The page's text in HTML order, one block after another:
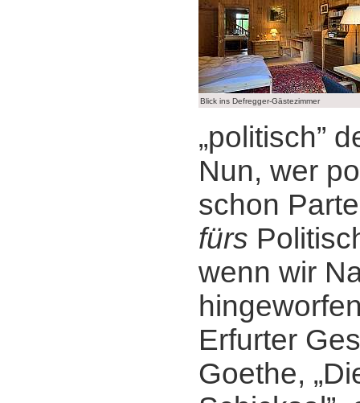
Blick ins Defregger-Gästezimmer
„politisch”
Nun, wer
schon
fürs
wenn wir
Erfurter
Goethe,